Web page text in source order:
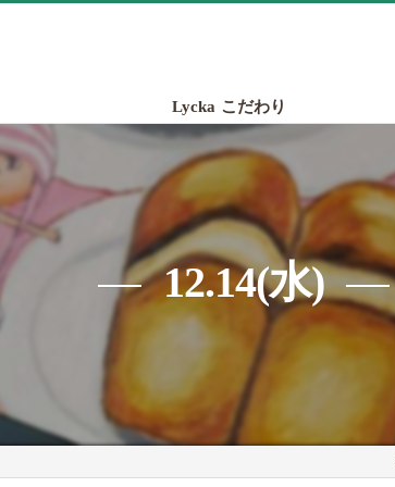
Lycka こだわり
12.14(水)